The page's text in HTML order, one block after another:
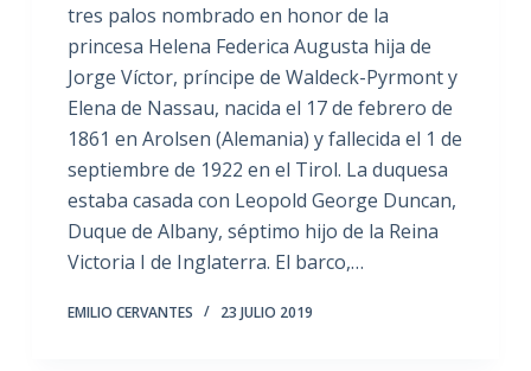
tres palos nombrado en honor de la
princesa Helena Federica Augusta hija de
Jorge Víctor, príncipe de Waldeck-Pyrmont y
Elena de Nassau, nacida el 17 de febrero de
1861 en Arolsen (Alemania) y fallecida el 1 de
septiembre de 1922 en el Tirol. La duquesa
estaba casada con Leopold George Duncan,
Duque de Albany, séptimo hijo de la Reina
Victoria I de Inglaterra. El barco,…
EMILIO CERVANTES 23 JULIO 2019